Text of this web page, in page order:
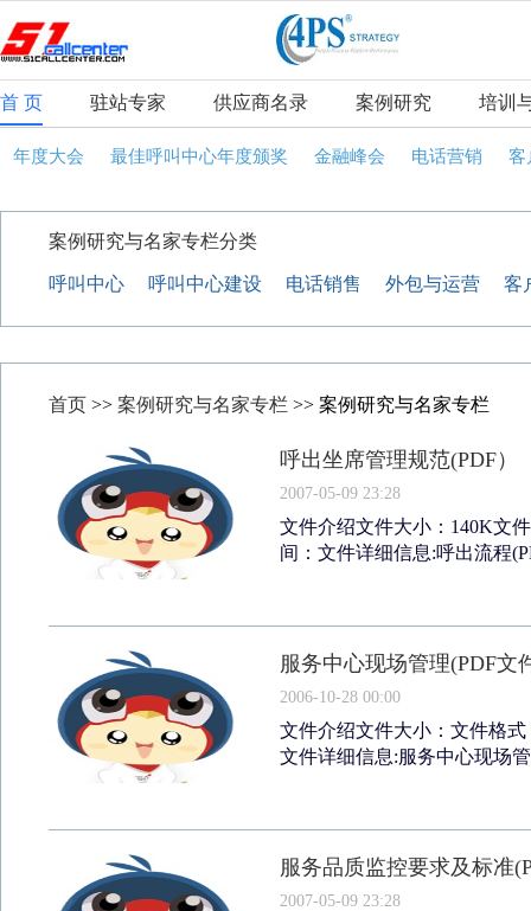
首 页 驻站专家 供应商名录 案例研究 培训
年度大会 最佳呼叫中心年度颁奖 金融峰会 电话营销 客
案例研究与名家专栏分类
呼叫中心 呼叫中心建设 电话销售 外包与运营 客
首页 >> 案例研究与名家专栏 >> 案例研究与名家专栏
呼出坐席管理规范(PDF）
2007-05-09 23:28
文件介绍文件大小：140K文
间：文件详细信息:呼出流程
服务中心现场管理(PDF文
2006-10-28 00:00
文件介绍文件大小：文件格
文件详细信息:服务中心现场
服务品质监控要求及标准
2007-05-09 23:28